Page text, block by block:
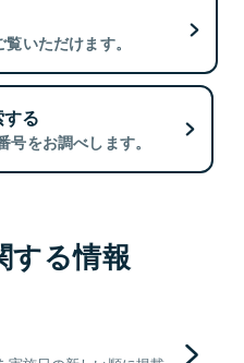
いただけます。
る
をお調べします。
する情報